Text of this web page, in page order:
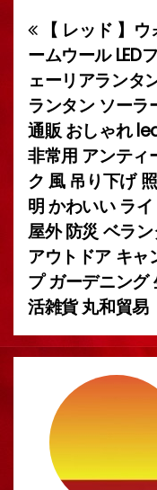
投
稿
ナ
ビ
ゲ
ー
シ
ョ
ン
【 レッド 】ウ
ームウール LEDフ
ェーリアランタ
ランタン ソーラ
通販 おしゃれ
非常用 アンティ
ク 風 吊り下げ 照
明 かわいい ライ
屋外 防災 ベラ
アウトドア キャ
プ ガーデニング
活雑貨 丸和貿易